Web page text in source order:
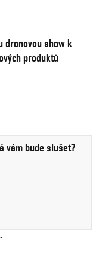
dronovou show k
produktů
vám bude slušet?